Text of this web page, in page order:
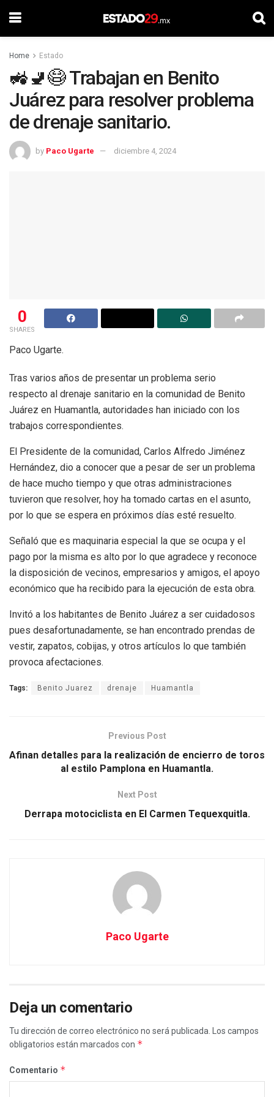
Home Estado
🚜🚽😷 Trabajan en Benito
Juárez para resolver problema
de drenaje sanitario.
by Paco Ugarte diciembre 4, 2024
0
SHARES
Paco Ugarte.
Tras varios años de presentar un problema serio
respecto al drenaje sanitario en la comunidad de Benito
Juárez en Huamantla, autoridades han iniciado con los
trabajos correspondientes.
El Presidente de la comunidad, Carlos Alfredo Jiménez
Hernández, dio a conocer que a pesar de ser un problema
de hace mucho tiempo y que otras administraciones
tuvieron que resolver, hoy ha tomado cartas en el asunto,
por lo que se espera en próximos días esté resuelto.
Señaló que es maquinaria especial la que se ocupa y el
pago por la misma es alto por lo que agradece y reconoce
la disposición de vecinos, empresarios y amigos, el apoyo
económico que ha recibido para la ejecución de esta obra.
Invitó a los habitantes de Benito Juárez a ser cuidadosos
pues desafortunadamente, se han encontrado prendas de
vestir, zapatos, cobijas, y otros artículos lo que también
provoca afectaciones.
Tags: Benito Juarez drenaje Huamantla
Previous Post
Afinan detalles para la realización de encierro de toros
al estilo Pamplona en Huamantla.
Next Post
Derrapa motociclista en El Carmen Tequexquitla.
Paco Ugarte
Deja un comentario
Tu dirección de correo electrónico no será publicada.
Los campos
obligatorios están marcados con *
Comentario *